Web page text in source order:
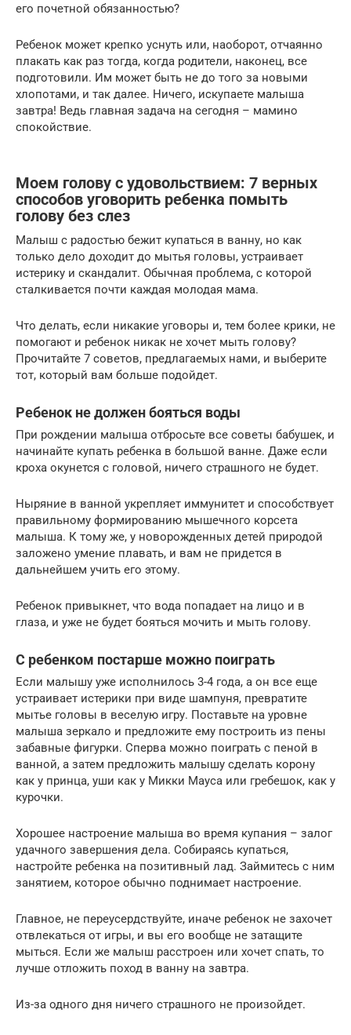
его почетной обязанностью?
Ребенок может крепко уснуть или, наоборот, отчаянно
плакать как раз тогда, когда родители, наконец, все
подготовили. Им может быть не до того за новыми
хлопотами, и так далее. Ничего, искупаете малыша
завтра! Ведь главная задача на сегодня – мамино
спокойствие.
Моем голову с удовольствием: 7 верных
способов уговорить ребенка помыть
голову без слез
Малыш с радостью бежит купаться в ванну, но как
только дело доходит до мытья головы, устраивает
истерику и скандалит. Обычная проблема, с которой
сталкивается почти каждая молодая мама.
Что делать, если никакие уговоры и, тем более крики, не
помогают и ребенок никак не хочет мыть голову?
Прочитайте 7 советов, предлагаемых нами, и выберите
тот, который вам больше подойдет.
Ребенок не должен бояться воды
При рождении малыша отбросьте все советы бабушек, и
начинайте купать ребенка в большой ванне. Даже если
кроха окунется с головой, ничего страшного не будет.
Ныряние в ванной укрепляет иммунитет и способствует
правильному формированию мышечного корсета
малыша. К тому же, у новорожденных детей природой
заложено умение плавать, и вам не придется в
дальнейшем учить его этому.
Ребенок привыкнет, что вода попадает на лицо и в
глаза, и уже не будет бояться мочить и мыть голову.
С ребенком постарше можно поиграть
Если малышу уже исполнилось 3-4 года, а он все еще
устраивает истерики при виде шампуня, превратите
мытье головы в веселую игру. Поставьте на уровне
малыша зеркало и предложите ему построить из пены
забавные фигурки. Сперва можно поиграть с пеной в
ванной, а затем предложить малышу сделать корону
как у принца, уши как у Микки Мауса или гребешок, как у
курочки.
Хорошее настроение малыша во время купания – залог
удачного завершения дела. Собираясь купаться,
настройте ребенка на позитивный лад. Займитесь с ним
занятием, которое обычно поднимает настроение.
Главное, не переусердствуйте, иначе ребенок не захочет
отвлекаться от игры, и вы его вообще не затащите
мыться. Если же малыш расстроен или хочет спать, то
лучше отложить поход в ванну на завтра.
Из-за одного дня ничего страшного не произойдет.